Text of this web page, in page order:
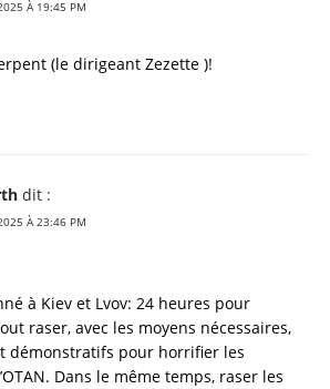
À 19:45 PM
(le dirigeant Zezette )!
dit :
À 23:46 PM
à Kiev et Lvov: 24 heures pour
raser, avec les moyens nécessaires,
démonstratifs pour horrifier les
Dans le même temps, raser les